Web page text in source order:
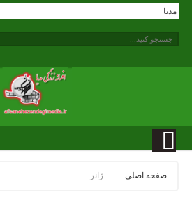
مدیا
صفحه اصلی ژانر